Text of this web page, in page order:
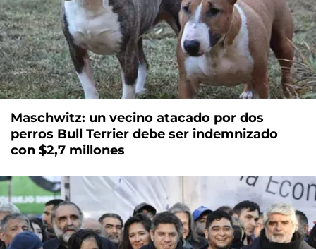
Maschwitz: un vecino atacado por dos
perros Bull Terrier debe ser indemnizado
con $2,7 millones